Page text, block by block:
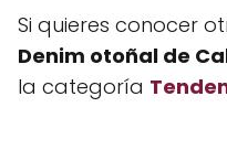
Si quieres conocer
Denim otoñal de
la categoría